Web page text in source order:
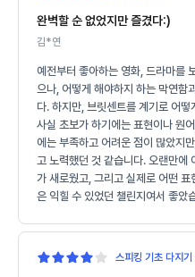
완벽할 순 없었지만 즐겼다:)
김*연
예전부터 좋아하는 영화, 드라마
으나, 어떻게 해야하지 하는 막연함
다. 하지만, 브릿센트를 계기로 어
사실 초보가 하기에는 표현이나 원
에는 부족하고 어려운 점이 많았지
고 노력했던 것 같습니다. 오랜만에
가 새로웠고, 그리고 실제로 어떤
은 익힐 수 있었던 챌린지여서 좋았
스피킹 기초 다지